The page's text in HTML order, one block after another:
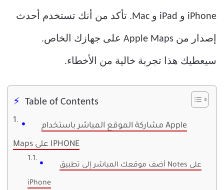
iPhone و iPad و Mac. تأكد من أنك تستخدم أحدث
إصدار من Apple Maps على جهازك الخاص.
سيعطيك هذا تجربة خالية من الأخطاء.
Table of Contents
مشاركة الموقع المباشر باستخدام Apple
Maps على IPHONE
أضف موقعك المباشر إلى تطبيق Notes على
iPhone